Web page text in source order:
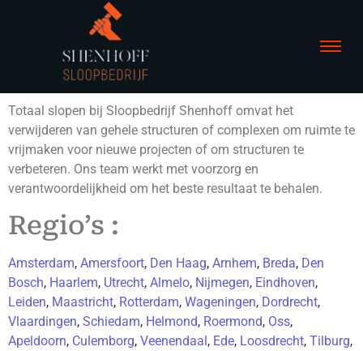
Totaal slopen bij Sloopbedrijf Shenhoff omvat het
verwijderen van gehele structuren of complexen om ruimte te
vrijmaken voor nieuwe projecten of om structuren te
verbeteren. Ons team werkt met voorzorg en
verantwoordelijkheid om het beste resultaat te behalen.
Regio’s :
Amsterdam, Amersfoort, Den Haag, Arnhem, Breda, Den
Bosch, Haarlem, Utrecht, Almelo, Nijmegen, Eindhoven,
Leiden, Maastricht, Rotterdam, Wageningen, Dordrecht,
Vlaardingen, Schiedam, Helmond, Roermond, Oss,
Apeldoorn, Culemborg, Veenendaal, Ede, Loosdrecht, Tilburg,